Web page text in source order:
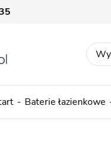
Baterie łazienkowe